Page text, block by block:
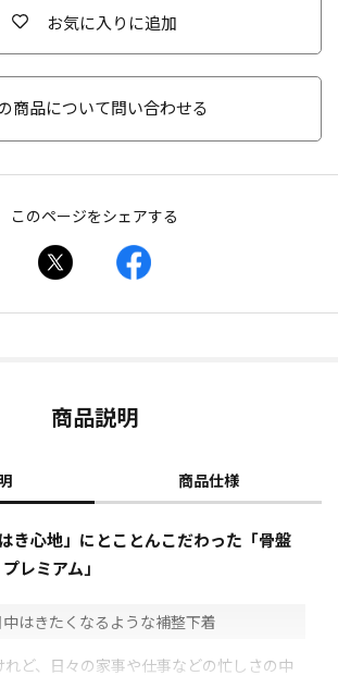
お気に入りに追加
商品について問い合わせる
このページをシェアする
商品説明
商品仕様
き心地」にとことんこだわった「骨盤
レミアム」
中はきたくなるような補整下着
ど、日々の家事や仕事などの忙しさの中